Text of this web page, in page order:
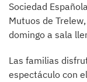
Sociedad
Mutuos de
domingo a sala
Las familias
espectáculo con